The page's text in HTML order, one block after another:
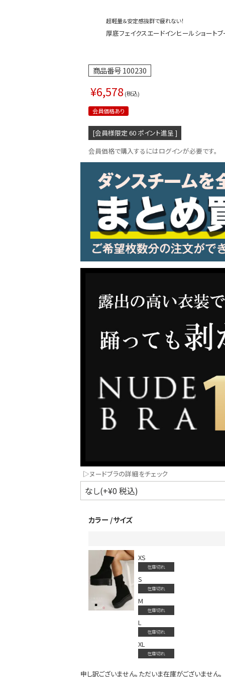
同一商品まとめ買いキャンペーン
インスタ写真投稿キャンペーン！
超軽量＆安定感抜群で疲れない！
厚底フェイクスエードインヒールショート
商品番号100230
¥6,578 税込
会員価格あり
[会員様限定 60 ポイント進呈 ]
会員価格で購入するにはログインが必要です。
▷ヌードブラの詳細をチェック
カラー サイズ
XS
在庫切れ
S
在庫切れ
M
在庫切れ
L
在庫切れ
XL
在庫切れ
申し訳ございません。ただいま在庫がございません。